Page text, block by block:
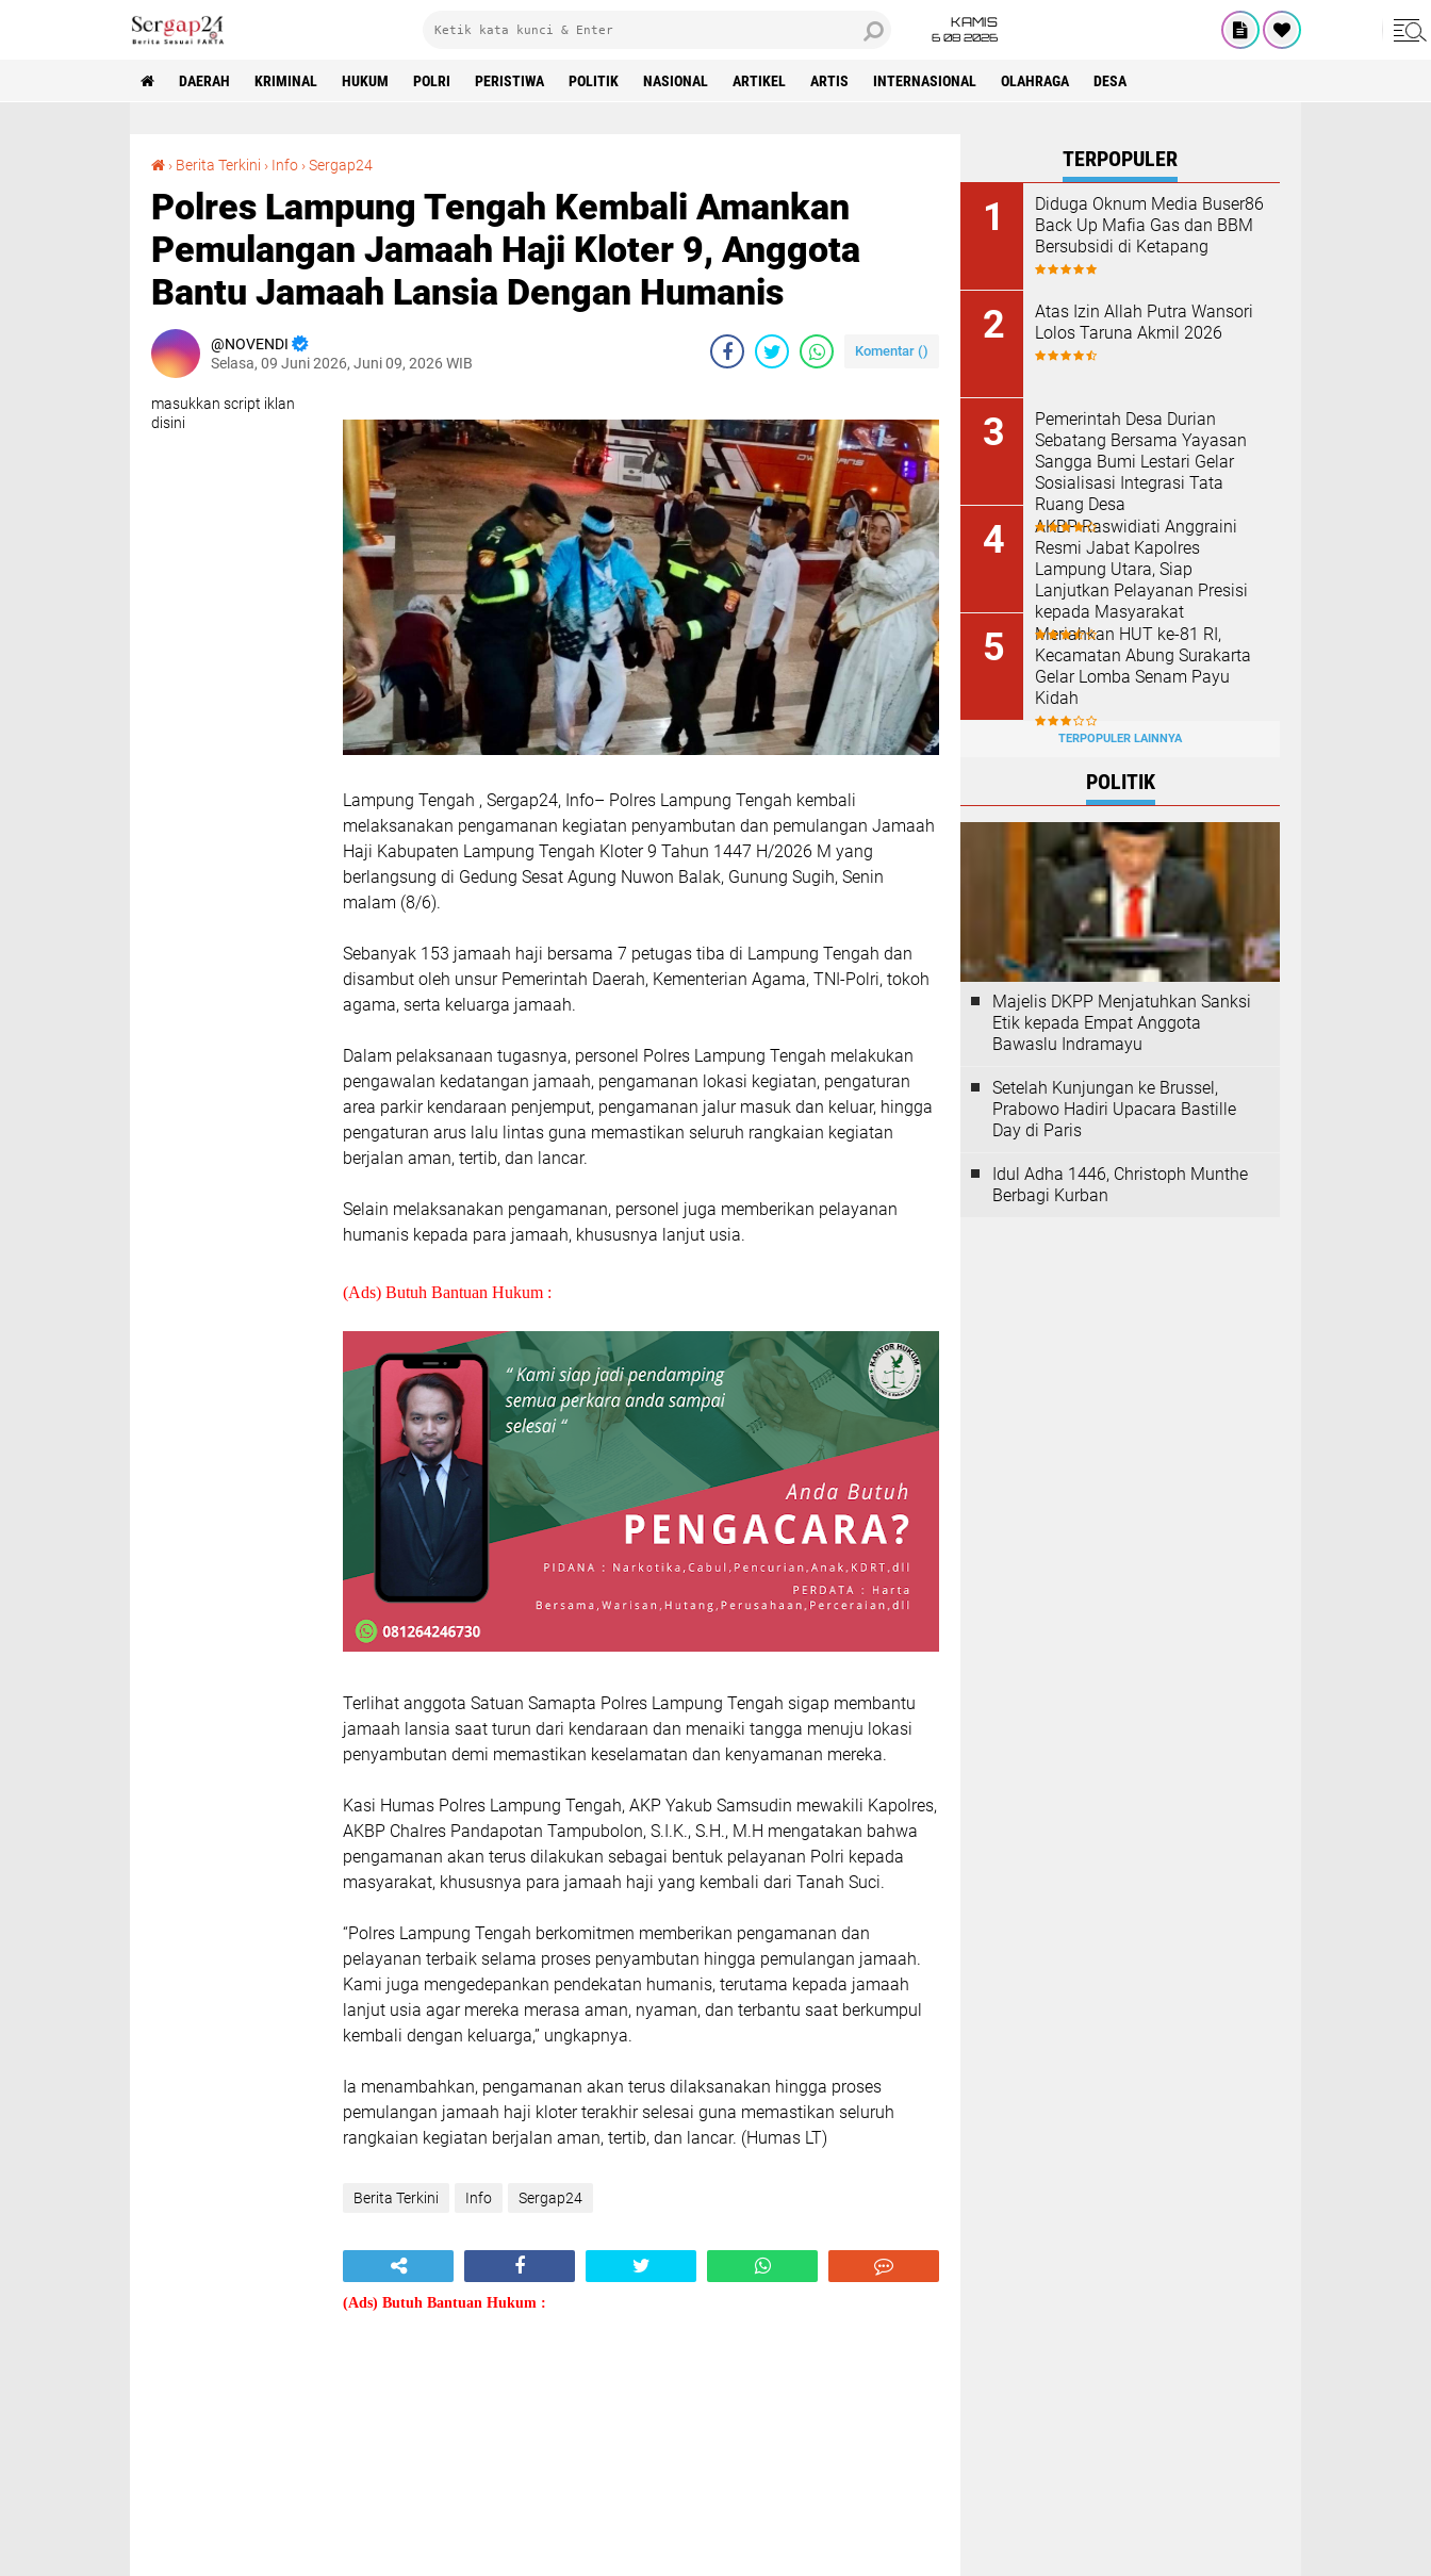
KAMIS
6 08 2026
DAERAH KRIMINAL HUKUM POLRI PERISTIWA POLITIK NASIONAL ARTIKEL ARTIS INTERNASIONAL OLAHRAGA DESA
› Berita Terkini › Info ›Sergap24
Polres Lampung Tengah Kembali Amankan
Pemulangan Jamaah Haji Kloter 9, Anggota
Bantu Jamaah Lansia Dengan Humanis
NOVENDI
Selasa, 09 Juni 2026, Juni 09, 2026 WIB
Komentar ()
masukkan script iklan
disini
Lampung Tengah , Sergap24, Info– Polres Lampung Tengah kembali
melaksanakan pengamanan kegiatan penyambutan dan pemulangan Jamaah
Haji Kabupaten Lampung Tengah Kloter 9 Tahun 1447 H/2026 M yang
berlangsung di Gedung Sesat Agung Nuwon Balak, Gunung Sugih, Senin
malam (8/6).
Sebanyak 153 jamaah haji bersama 7 petugas tiba di Lampung Tengah dan
disambut oleh unsur Pemerintah Daerah, Kementerian Agama, TNI-Polri, tokoh
agama, serta keluarga jamaah.
Dalam pelaksanaan tugasnya, personel Polres Lampung Tengah melakukan
pengawalan kedatangan jamaah, pengamanan lokasi kegiatan, pengaturan
area parkir kendaraan penjemput, pengamanan jalur masuk dan keluar, hingga
pengaturan arus lalu lintas guna memastikan seluruh rangkaian kegiatan
berjalan aman, tertib, dan lancar.
Selain melaksanakan pengamanan, personel juga memberikan pelayanan
humanis kepada para jamaah, khususnya lanjut usia.
(Ads) Butuh Bantuan Hukum :
Terlihat anggota Satuan Samapta Polres Lampung Tengah sigap membantu
jamaah lansia saat turun dari kendaraan dan menaiki tangga menuju lokasi
penyambutan demi memastikan keselamatan dan kenyamanan mereka.
Kasi Humas Polres Lampung Tengah, AKP Yakub Samsudin mewakili Kapolres,
AKBP Chalres Pandapotan Tampubolon, S.I.K., S.H., M.H mengatakan bahwa
pengamanan akan terus dilakukan sebagai bentuk pelayanan Polri kepada
masyarakat, khususnya para jamaah haji yang kembali dari Tanah Suci.
“Polres Lampung Tengah berkomitmen memberikan pengamanan dan
pelayanan terbaik selama proses penyambutan hingga pemulangan jamaah.
Kami juga mengedepankan pendekatan humanis, terutama kepada jamaah
lanjut usia agar mereka merasa aman, nyaman, dan terbantu saat berkumpul
kembali dengan keluarga,” ungkapnya.
Ia menambahkan, pengamanan akan terus dilaksanakan hingga proses
pemulangan jamaah haji kloter terakhir selesai guna memastikan seluruh
rangkaian kegiatan berjalan aman, tertib, dan lancar. (Humas LT)
Berita Terkini Info Sergap24
(Ads) Butuh Bantuan Hukum :
TERPOPULER
Diduga Oknum Media Buser86
Back Up Mafia Gas dan BBM
Bersubsidi di Ketapang
Atas Izin Allah Putra Wansori
Lolos Taruna Akmil 2026
Pemerintah Desa Durian
Sebatang Bersama Yayasan
Sangga Bumi Lestari Gelar
Sosialisasi Integrasi Tata
Ruang Desa
AKBP Raswidiati Anggraini
Resmi Jabat Kapolres
Lampung Utara, Siap
Lanjutkan Pelayanan Presisi
kepada Masyarakat
Meriahkan HUT ke-81 RI,
Kecamatan Abung Surakarta
Gelar Lomba Senam Payu
Kidah
TERPOPULER LAINNYA
POLITIK
Majelis DKPP Menjatuhkan Sanksi
Etik kepada Empat Anggota
Bawaslu Indramayu
Setelah Kunjungan ke Brussel,
Prabowo Hadiri Upacara Bastille
Day di Paris
Idul Adha 1446, Christoph Munthe
Berbagi Kurban